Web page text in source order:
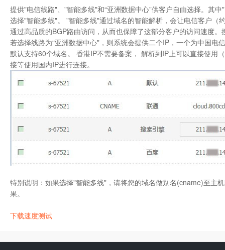
提供"电信线路"、"智能多线"和“亚洲数据中心”供客户自由选择。其
选择"智能多线"。 "智能多线"通过域名的智能解析，会让电信客户
通过高品质的BGP路由访问，从而也保障了这部分客户的访问速度
若选择线路为“亚洲数据中心" ，则系统会提供二个IP，一个为中国电
默认支持60个域名。 香港IP不需要备案， 解析到IP上可以直接使用
接等使用国内IP进行连接。
特别说明：如果选择"智能多线"，请将您的域名做别名(cname)至主
果。
下载速度测试